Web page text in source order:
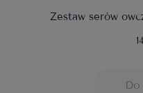
Zestaw serów